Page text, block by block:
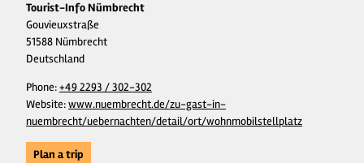
Tourist-Info Nümbrecht
Gouvieuxstraße
51588 Nümbrecht
Deutschland
Phone:+49 2293 / 302-302
Website:www.nuembrecht.de/zu-gast-in-
nuembrecht/uebernachten/detail/ort/wohnmobilstellplatz
Plan a trip